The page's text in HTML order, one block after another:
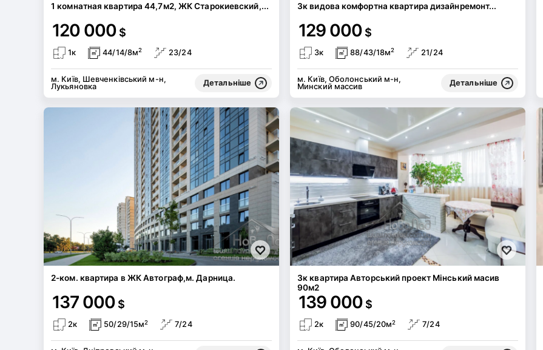
1 комнатная квартира 44,7м2, ЖК Старокиевский,...
120 000 $
1к 44/14/8м2 23/24
м. Київ, Шевченківський м-н,
Лукьяновка
Детальніше
3к видова комфортна квартира дизайнремонт...
129 000 $
3к 88/43/18м2 21/24
м. Київ, Оболонський м-н,
Минский массив
Детальніше
2-ком. квартира в ЖК Автограф,м. Дарница.
137 000 $
2к 50/29/15м2 7/24
3к квартира Авторський проект Мінський масив
90м2
139 000 $
2к 90/45/20м2 7/24